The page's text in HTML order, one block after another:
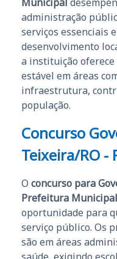
administração
serviços essenciais
desenvolvimento
a instituição
estável em áreas
infraestrutura,
população.
Concurso
Teixeira/RO
O concurso para
Prefeitura Municipal
oportunidade para
serviço público. Os
são em áreas